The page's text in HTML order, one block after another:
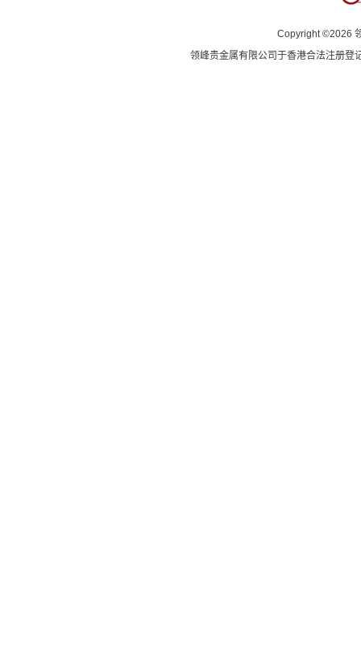
Copyright©2026
领峰贵金属有限公司于香港合法注册登